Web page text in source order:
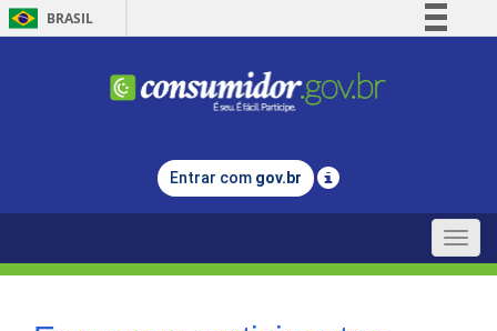
BRASIL
Comunica BR
Legislação
Entrar com gov.br
Toggle